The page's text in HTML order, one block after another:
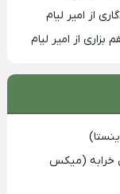
از امیر لیام
از امیر لیام
خرابه (میکس